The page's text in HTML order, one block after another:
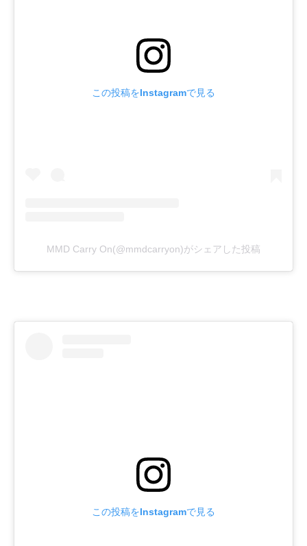
この投稿をInstagramで見る
MMD Carry On(@mmdcarryon)がシェアした投稿
この投稿をInstagramで見る